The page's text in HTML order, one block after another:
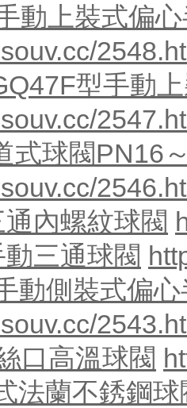
動上裝式偏
型手動
式球閥PN16
內螺紋球閥
三通球閥
動側裝式偏
口高溫球閥
法蘭不銹鋼球